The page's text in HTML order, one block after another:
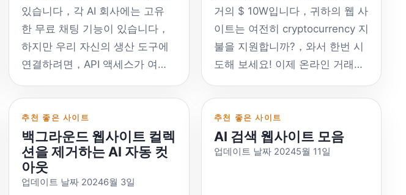
있습니다，각 AI 회사에는 고유
한 무료 채팅 기능이 있습니다，
하지만 우리 자신의 생산 도구에
연결하려면，API 액세스가 여전
를 제공하는 공식 플랫폼 주소를
기록하십시오.。 외국 플랫폼 현
재 여러 외국 AI 역량이 더 강력합
니다.，그러나 대부분은 중국 IP
의 사용을 제한합니다.，국내 사
용에는 프록시 전달이 필요할 수
거의 $ 10W입니다，귀하의 웹 사
이트는 여전히 cryptocurrency 지
불을 지원합니까?，와서 한번 시
도해 보세요! 이제 온라인 거래가
Commerce Independent Station
에 더 많은 결제 방법을 추가하려
면，그런 다음 여기에 제공된
cryptocurrency 수집 방법을 참조
추천 좋은 사이트
백그라운드 웹사이트 컬렉
션을 제거하는 AI 자동 컷
아웃
업데이트 날짜 20246월 3일
추천 좋은 사이트
AI 검색 웹사이트 모음
업데이트 날짜 20245월 11일